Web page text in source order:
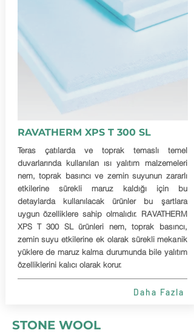
RAVATHERM XPS T 300 SL
Teras çatılarda ve toprak temaslı temel
duvarlarında kullanılan ısı yalıtım malzemeleri
nem, toprak basıncı ve zemin suyunun zararlı
etkilerine sürekli maruz kaldığı için bu
detaylarda kullanılacak ürünler bu şartlara
uygun özelliklere sahip olmalıdır. RAVATHERM
XPS T 300 SL ürünleri nem, toprak basıncı,
zemin suyu etkilerine ek olarak sürekli mekanik
yüklere de maruz kalma durumunda bile yalıtım
özelliklerini kalıcı olarak korur.
Daha Fazla
STONE WOOL